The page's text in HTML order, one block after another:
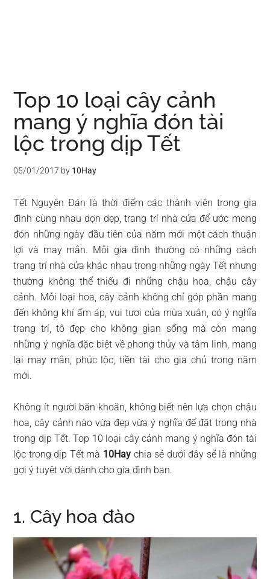
Top 10 loại cây cảnh
mang ý nghĩa đón tài
lộc trong dịp Tết
05/01/2017 by 10Hay
Tết Nguyên Đán là thời điểm các thành viên trong gia
đình cùng nhau dọn dẹp, trang trí nhà cửa để ước mong
đón những ngày đầu tiên của năm mới một cách thuận
lợi và may mắn. Mỗi gia đình thường có những cách
trang trí nhà cửa khác nhau trong những ngày Tết nhưng
thường không thể thiếu đi những chậu hoa, chậu cây
cảnh. Mỗi loại hoa, cây cảnh không chỉ góp phần mang
đến không khí ấm áp, vui tươi của mùa xuân, có ý nghĩa
trang trí, tô đẹp cho không gian sống mà còn mang
những ý nghĩa đặc biệt về phong thủy và tâm linh, mang
lại may mắn, phúc lộc, tiền tài cho gia chủ trong năm
mới.
Không ít người băn khoăn, không biết nên lựa chọn chậu
hoa, cây cảnh nào vừa đẹp vừa ý nghĩa để đặt trong nhà
trong dịp Tết. Top 10 loại cây cảnh mang ý nghĩa đón tài
lộc trong dịp Tết mà 10Haychia sẻ dưới đây sẽ là những
gợi ý tuyệt vời dành cho gia đình bạn.
1. Cây hoa đào